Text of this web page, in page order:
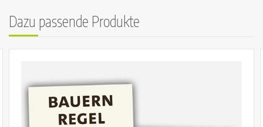
Dazu passende Produkte